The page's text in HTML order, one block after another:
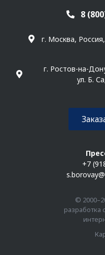
8
г. Москва,
г. Ростов-на-
ул. Б.
+7
©
разработка